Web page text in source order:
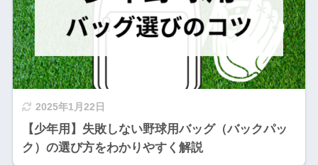
2025年1月22日
【少年用】失敗しない野球用バッグ（バックパッ
ク）の選び方をわかりやすく解説